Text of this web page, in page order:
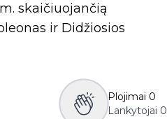
skaičiuojančią
ir Didžiosios
Plojimai 0
Lankytojai 0